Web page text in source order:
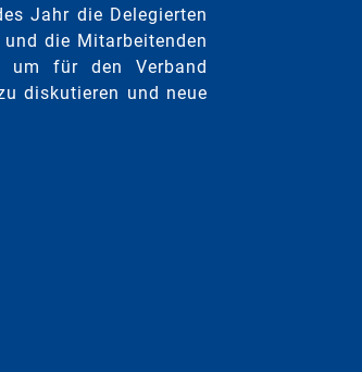
Jahr die Delegierten
die Mitarbeitenden
um für den Verband
diskutieren und neue